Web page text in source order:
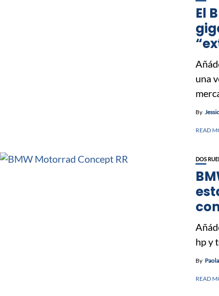
El
una
By
READ
DOS
hp y
By
READ